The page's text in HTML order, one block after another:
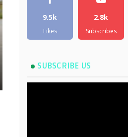
9.5k
Likes
2.8k
Subscribes
SUBSCRIBE US